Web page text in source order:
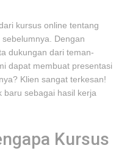
kursus online tentang
Dengan
dukungan dari teman-
dapat membuat presentasi
Klien sangat terkesan!
baru sebagai hasil kerja
Kursus